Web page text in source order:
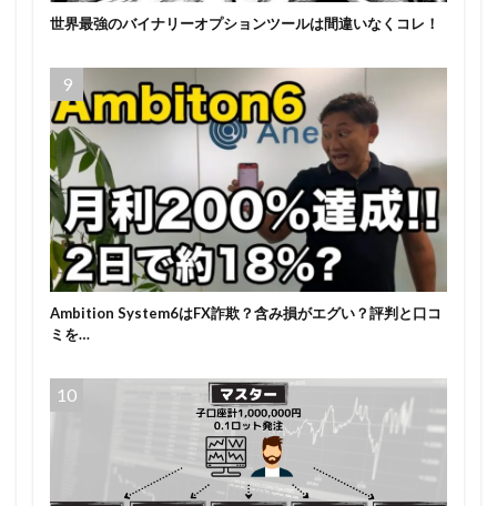
世界最強のバイナリーオプションツールは間違いなくコレ！
Ambition System6はFX詐欺？含み損がエグい？評判と口コ
ミを…